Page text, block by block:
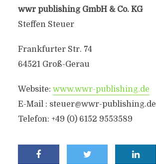
wwr publishing GmbH & Co. KG
Steffen Steuer
Frankfurter Str. 74
64521 Groß-Gerau
Website: www.wwr-publishing.de
E-Mail : steuer@wwr-publishing.de
Telefon: +49 (0) 6152 9553589